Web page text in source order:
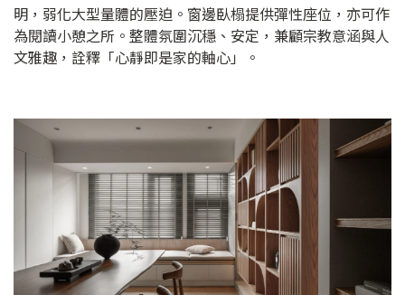
明，弱化大型量體的壓迫。窗邊臥榻提供彈性座位，亦可作
為閱讀小憩之所。整體氛圍沉穩、安定，兼顧宗教意涵與人
文雅趣，詮釋「心靜即是家的軸心」。